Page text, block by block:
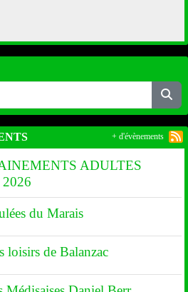
ADULTES
du Marais
loisirs de Balanzac
+ d'évènements